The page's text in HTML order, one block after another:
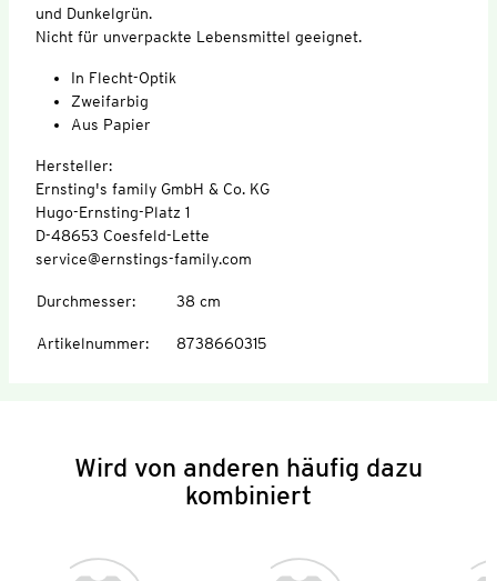
und Dunkelgrün.
Nicht für unverpackte Lebensmittel geeignet.
In Flecht-Optik
Zweifarbig
Aus Papier
Hersteller:
Ernsting's family GmbH & Co. KG
Hugo-Ernsting-Platz 1
D-48653 Coesfeld-Lette
service@ernstings-family.com
Durchmesser: 38 cm
Artikelnummer: 8738660315
Wird von anderen häufig dazu
kombiniert